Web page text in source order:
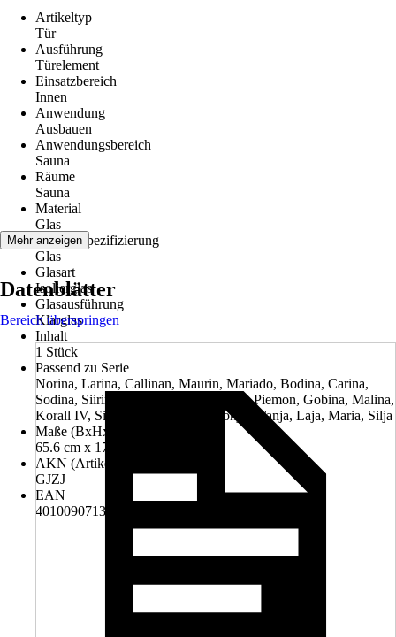
Artikeltyp
Tür
Ausführung
Türelement
Einsatzbereich
Innen
Anwendung
Ausbauen
Anwendungsbereich
Sauna
Räume
Sauna
Material
Glas
Materialspezifizierung
Glas
Glasart
Isolierglas
Glasausführung
Klarglas
Inhalt
1 Stück
Passend zu Serie
Norina, Larina, Callinan, Maurin, Mariado, Bodina, Carina,
Sodina, Siirina, Petalit, Rodina, Jarina, Piemon, Gobina, Malina,
Korall IV, Sinja, Achat, Kanja, Monja, Wanja, Laja, Maria, Silja
Maße (BxHxT)
65.6 cm x 175 cm x 3.8 cm
AKN (Artikelkurznummer)
GJZJ
EAN
4010090713212
Mehr anzeigen
Datenblätter
Bereich überspringen